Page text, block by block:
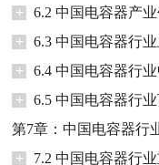
+
6.2 中国电容器产
+
6.3 中国电容器行
+
6.4 中国电容器行
+
6.5 中国电容器行
第7章：中国电容器行
+
7.2 中国电容器行